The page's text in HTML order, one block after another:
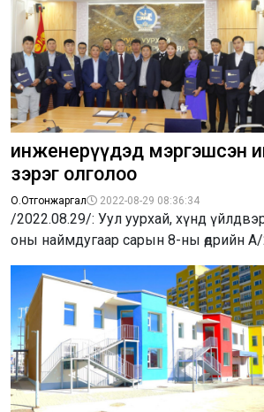
инженерүүдэд мэргэшсэн
зэрэг олголоо
О.Отгонжаргал 2022-08-29 08:36:34
/2022.08.29/: Уул уурхай, хүнд
оны наймдугаар сарын 8-ны өдрийн